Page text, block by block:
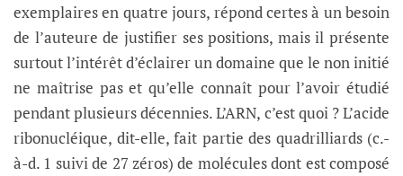
exemplaires en quatre jours, répond certes à un besoin
de l’auteure de justifier ses positions, mais il présente
surtout l’intérêt d’éclairer un domaine que le non initié
ne maîtrise pas et qu’elle connaît pour l’avoir étudié
pendant plusieurs décennies. L’ARN, c’est quoi ? L’acide
ribonucléique, dit-elle, fait partie des quadrilliards (c.-
à-d. 1 suivi de 27 zéros) de molécules dont est composé